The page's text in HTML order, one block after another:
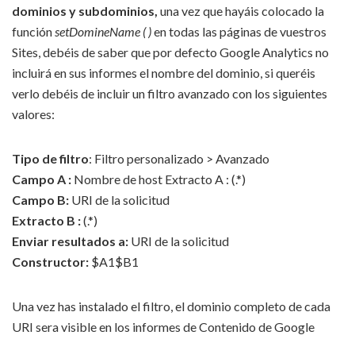
dominios y subdominios, una vez que hayáis colocado la
funciónsetDomineName ( )en todas las páginas de vuestros
Sites, debéis de saber que por defecto Google Analytics no
incluirá en sus informes el nombre del dominio, si queréis
verlo debéis de incluir un filtro avanzado con los siguientes
valores:
Tipo de filtro: Filtro personalizado > Avanzado
Campo A : Nombre de host Extracto A : (.*)
Campo B: URI de la solicitud
Extracto B :(.*)
Enviar resultados a: URI de la solicitud
Constructor: $A1$B1
Una vez has instalado el filtro, el dominio completo de cada
URI sera visible en los informes de Contenido de Google